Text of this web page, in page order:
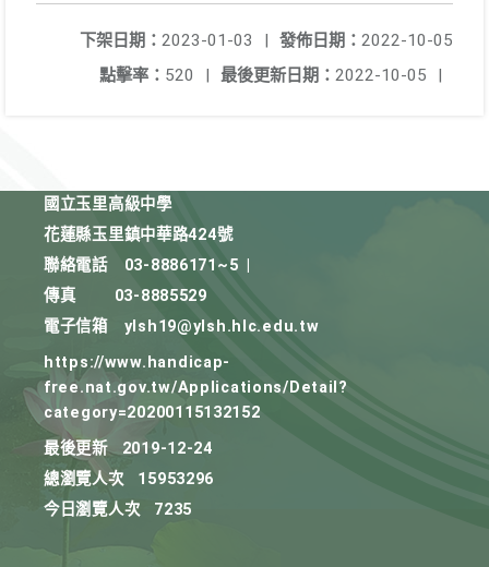
發佈日期： 2022-10-05
下架日期： 2023-01-03
|
最後更新日期： 2022-10-05 |
點擊率： 520 |
國立玉里高級中學
花蓮縣玉里鎮中華路424號
聯絡電話
03-8886171~5
傳真
03-8885529
電子信箱
ylsh19@ylsh.hlc.edu.tw
https://www.handicap-
free.nat.gov.tw/Applications/Detail?
category=20200115132152
最後更新
2019-12-24
總瀏覽人次
15953296
今日瀏覽人次
7235